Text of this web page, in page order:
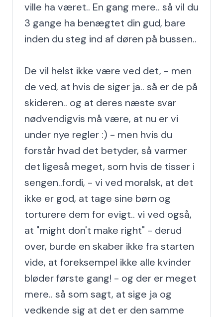
ville ha været.. En gang mere.. så vil du
3 gange ha benægtet din gud, bare
inden du steg ind af døren på bussen..
De vil helst ikke være ved det, - men
de ved, at hvis de siger ja.. så er de på
skideren.. og at deres næste svar
nødvendigvis må være, at nu er vi
under nye regler :) - men hvis du
forstår hvad det betyder, så varmer
det ligeså meget, som hvis de tisser i
sengen..fordi, - vi ved moralsk, at det
ikke er god, at tage sine børn og
torturere dem for evigt.. vi ved også,
at "might don't make right" - derud
over, burde en skaber ikke fra starten
vide, at foreksempel ikke alle kvinder
bløder første gang! - og der er meget
mere.. så som sagt, at sige ja og
vedkende sig at det er den samme